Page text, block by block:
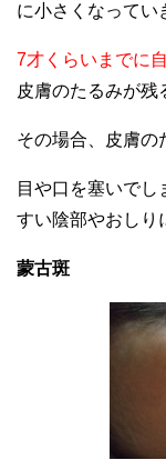
に小さくなってい
7才くらいまでに
皮膚のたるみが残
その場合、皮膚の
目や口を塞いで
すい陰部やおしり
蒙古斑